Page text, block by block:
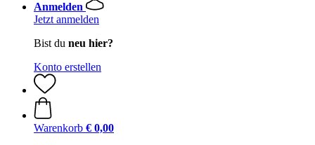
Anmelden
Jetzt anmelden
Bist du neu hier?
Konto erstellen
Warenkorb € 0,00